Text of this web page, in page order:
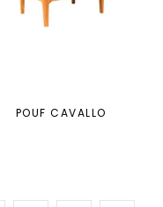
POUF CAVALLO